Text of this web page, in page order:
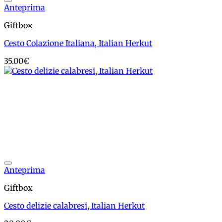
Anteprima
Giftbox
Cesto Colazione Italiana, Italian Herkut
35.00€
Anteprima
Giftbox
Cesto delizie calabresi, Italian Herkut